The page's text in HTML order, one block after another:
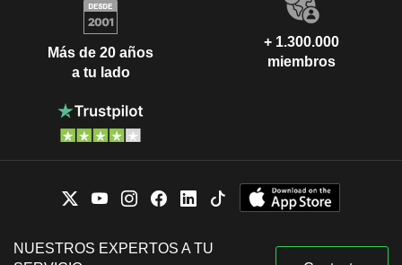
Más de 20 años
a tu lado
+ 1.300.000
miembros
NUESTROS EXPERTOS A TU